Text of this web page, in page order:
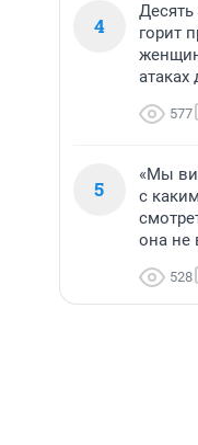
4
горит
атаках
577
5
«Мы
с
она не
528